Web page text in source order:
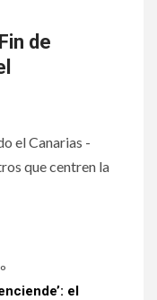
de
el Canarias -
que centren la
el